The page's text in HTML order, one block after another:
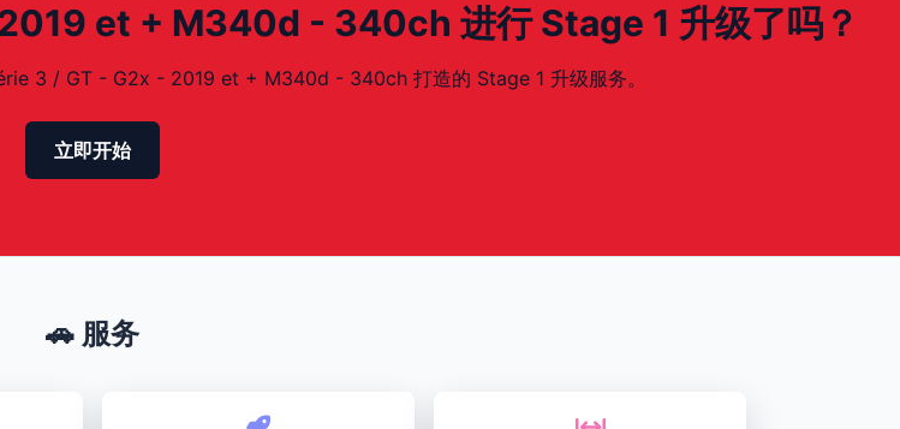
et + M340d - 340ch 进行 Stage 1 升级了吗？
3 / GT - G2x - 2019 et + M340d - 340ch 打造的 Stage 1 升级服务。
立即开始
🚗 服务